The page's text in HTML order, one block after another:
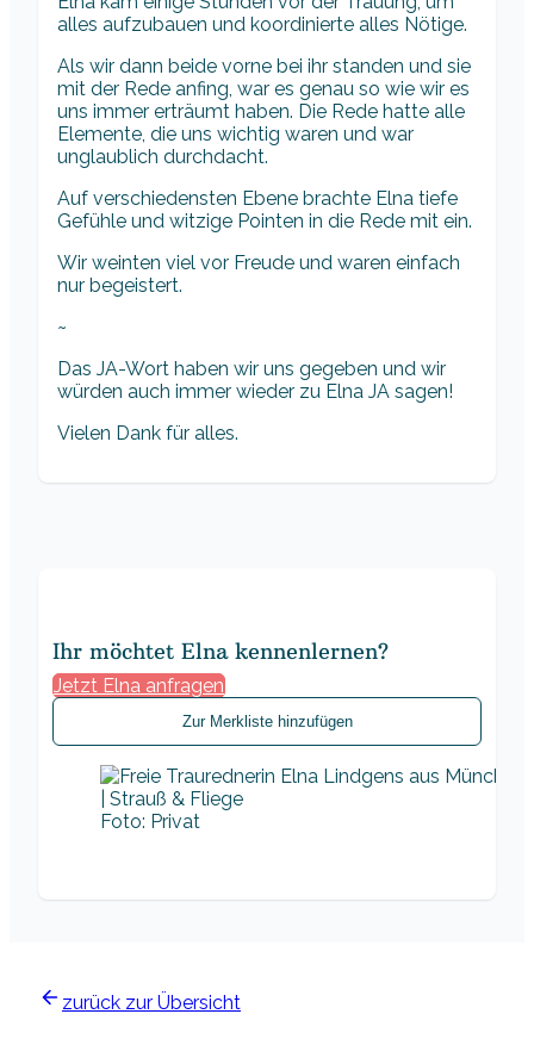
alles aufzubauen und koordinierte alles Nötige.
Als wir dann beide vorne bei ihr standen und sie
mit der Rede anfing, war es genau so wie wir es
uns immer erträumt haben. Die Rede hatte alle
Elemente, die uns wichtig waren und war
unglaublich durchdacht.
Auf verschiedensten Ebene brachte Elna tiefe
Gefühle und witzige Pointen in die Rede mit ein.
Wir weinten viel vor Freude und waren einfach
nur begeistert.
~
Das JA-Wort haben wir uns gegeben und wir
würden auch immer wieder zu Elna JA sagen!
Vielen Dank für alles.
Ihr möchtet Elna kennenlernen?
Jetzt Elna anfragen
Zur Merkliste hinzufügen
Foto: Privat
zurück zur Übersicht